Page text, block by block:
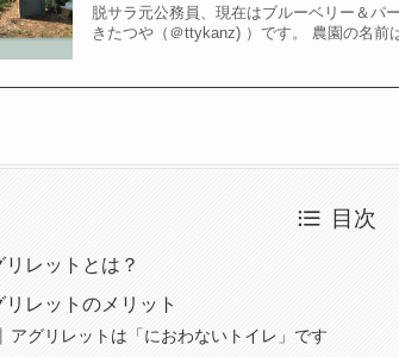
脱サラ元公務員、現在はブルーベリー＆
きたつや（＠ttykanz) ）です。 農園の名前
目次
リレットとは？
リレットのメリット
アグリレットは「におわないトイレ」です